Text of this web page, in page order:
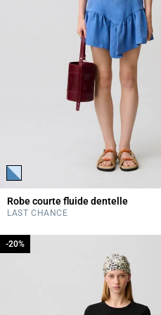
Robe courte fluide dentelle
LAST CHANCE
-20%
-20%